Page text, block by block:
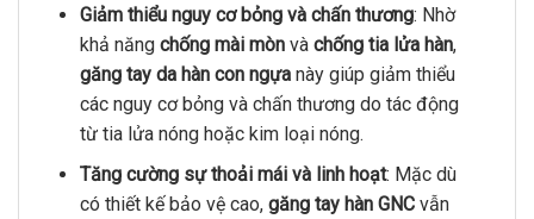
Giảm thiểu nguy cơ bỏng và chấn thương: Nhờ
khả năng chống mài mònvà chống tia lửa hàn,
găng tay da hàn con ngựanày giúp giảm thiểu
các nguy cơ bỏng và chấn thương do tác động
từ tia lửa nóng hoặc kim loại nóng.
Tăng cường sự thoải mái và linh hoạt: Mặc dù
có thiết kế bảo vệ cao, găng tay hàn GNCvẫn